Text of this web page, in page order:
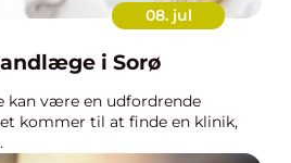
08. jul
i Sorø
være en udfordrende
kommer til at finde en klinik,